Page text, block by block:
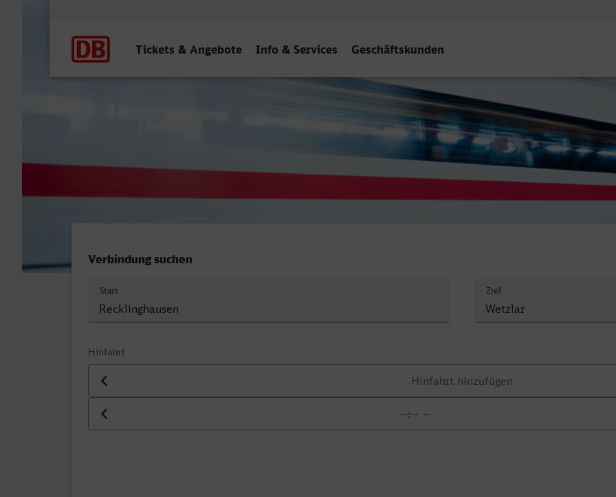
Tickets & Angebote Info & Services Geschäftskunden
Recklinghausen Hbf - Wetzlar
Verbindung suchen
Start Ziel
Hinfahrt
Datum der Hinfahrt
Uhrzeit der Hinfahrt